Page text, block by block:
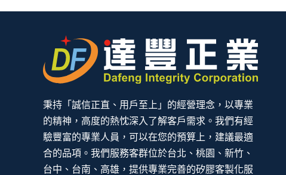
秉持「誠信正直、用戶至上」的經營理念，以專業
的精神，高度的熱忱深入了解客戶需求。我們有經
驗豐富的專業人員，可以在您的預算上，建議最適
合的品項。我們服務客群位於台北、桃園、新竹、
台中、台南、高雄，提供專業完善的矽膠客製化服